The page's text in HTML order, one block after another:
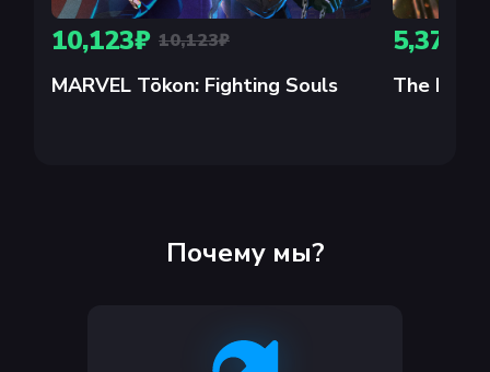
10,123₽ 10,123₽
MARVEL Tōkon: Fighting Souls
5,373₽
The
Почему мы?